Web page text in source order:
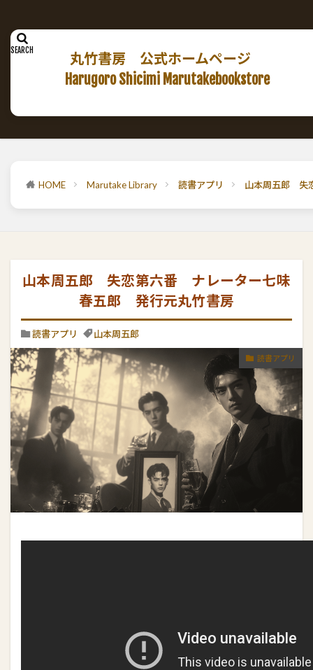
丸竹書房 公式ホームページ
Harugoro Shicimi Marutakebookstore
HOME Marutake Library 読書アプリ 山本周五郎 失
山本周五郎 失恋第六番 ナレーター七味
春五郎 発行元丸竹書房
読書アプリ 山本周五郎
読書アプリ